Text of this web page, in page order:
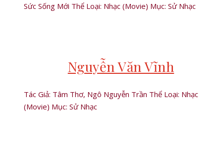
Sức Sống Mới Thể Loại: Nhạc (Movie) Mục: Sử Nhạc
Nguyễn Văn Vĩnh
Tác Giả: Tâm Thơ, Ngô Nguyễn Trần Thể Loại: Nhạc
(Movie) Mục: Sử Nhạc